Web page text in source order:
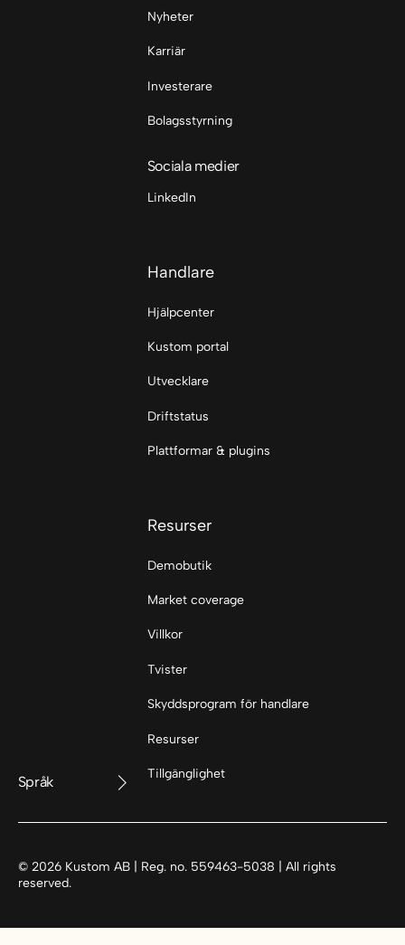
Språk
Nyheter
Karriär
Investerare
Bolagsstyrning
Sociala medier
LinkedIn
Handlare
Hjälpcenter
Kustom portal
Utvecklare
Driftstatus
Plattformar & plugins
Resurser
Demobutik
Market coverage
Villkor
Tvister
Skyddsprogram för handlare
Resurser
Tillgänglighet
© 2026Kustom AB | Reg. no. 559463-5038 | All rights
reserved.